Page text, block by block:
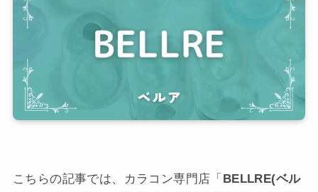
こちらの記事では、カラコン専門店「 BELLRE(ベル